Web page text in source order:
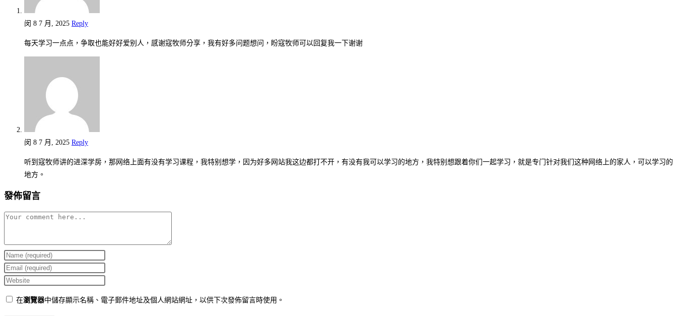
闵 8 7 月, 2025 Reply
每天学习一点点，争取也能好好爱别人，感谢寇牧师分享，我有好多问题想问，盼寇牧师可以回复我一下谢谢
闵 8 7 月, 2025 Reply
听到寇牧师讲的进深学房，那网络上面有没有学习课程，我特别想学，因为好多网站我这边都打不开，有没有我可以学习的地方，我特别想跟着你们一起学习，就是专门针对我们这种网络上的家人，可以学习的
地方。
發佈留言
在瀏覽器中儲存顯示名稱、電子郵件地址及個人網站網址，以供下次發佈留言時使用。